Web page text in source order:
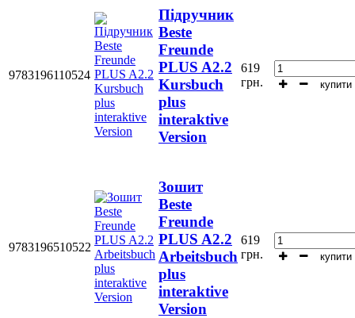
9783196110524
Підручник
Beste
Freunde
PLUS A2.2
Kursbuch
plus
interaktive
Version
619
грн.
купити
9783196510522
Зошит
Beste
Freunde
PLUS A2.2
Arbeitsbuch
plus
interaktive
Version
619
грн.
купити